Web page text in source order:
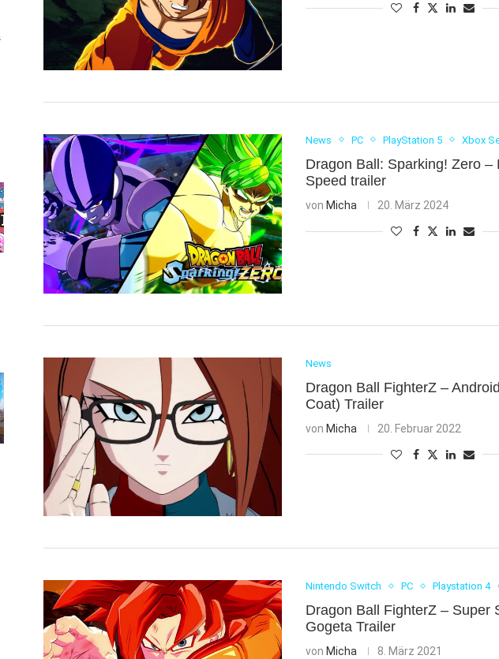
News PC PlayStation 5 Xbox
Dragon Ball: Sparking! Zero –
Speed trailer
von Micha 20. März 2024
News
Dragon Ball FighterZ –
Coat) Trailer
vonMicha 20. Februar 2022
Nintendo Switch PC Playstation 4
Dragon Ball FighterZ – Super
Gogeta Trailer
von Micha 8. März 2021